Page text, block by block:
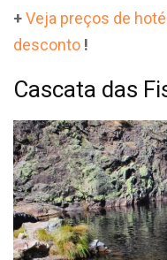
+Veja preços de
desconto !
Cascata das